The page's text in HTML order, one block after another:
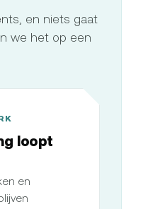
en niets gaat
we het op een
loopt
en